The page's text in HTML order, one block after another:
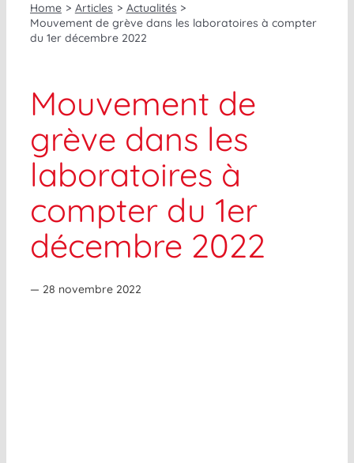
Home Articles
Actualités
Mouvement de grève dans les laboratoires à compter
du 1er décembre 2022
Mouvement de
grève dans les
laboratoires à
compter du 1er
décembre 2022
— 28 novembre 2022